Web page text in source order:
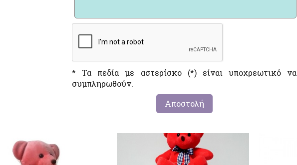
* Τα πεδία με αστερίσκο (*) είναι υποχρεωτικό να
συμπληρωθούν.